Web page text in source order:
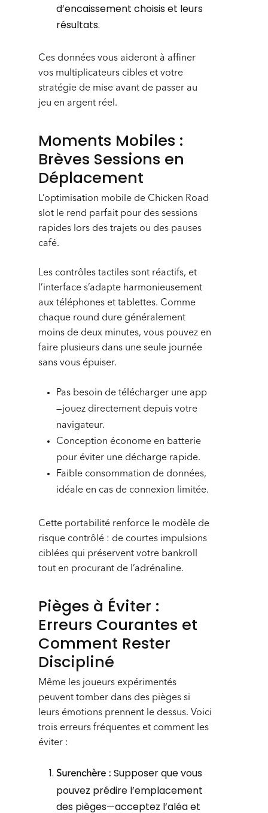
d’encaissement choisis et leurs
résultats.
Ces données vous aideront à affiner
vos multiplicateurs cibles et votre
stratégie de mise avant de passer au
jeu en argent réel.
Moments Mobiles :
Brèves Sessions en
Déplacement
L’optimisation mobile de Chicken Road
slot le rend parfait pour des sessions
rapides lors des trajets ou des pauses
café.
Les contrôles tactiles sont réactifs, et
l’interface s’adapte harmonieusement
aux téléphones et tablettes. Comme
chaque round dure généralement
moins de deux minutes, vous pouvez en
faire plusieurs dans une seule journée
sans vous épuiser.
Pas besoin de télécharger une app
—jouez directement depuis votre
navigateur.
Conception économe en batterie
pour éviter une décharge rapide.
Faible consommation de données,
idéale en cas de connexion limitée.
Cette portabilité renforce le modèle de
risque contrôlé : de courtes impulsions
ciblées qui préservent votre bankroll
tout en procurant de l’adrénaline.
Pièges à Éviter :
Erreurs Courantes et
Comment Rester
Discipliné
Même les joueurs expérimentés
peuvent tomber dans des pièges si
leurs émotions prennent le dessus. Voici
trois erreurs fréquentes et comment les
éviter :
Surenchère : Supposer que vous
pouvez prédire l’emplacement
des pièges—acceptez l’aléa et